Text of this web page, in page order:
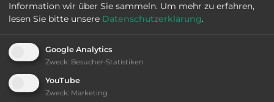
Sehenswürdigkeiten:
Schloss Weinberg. Weltberühmter Kefermarkter
Flügelaltar.
Information wir über Sie sammeln. Um mehr zu erfahren,
lesen Sie bitte unsere Datenschutzerklärung.
Google Analytics
Zweck: Besucher-Statistiken
YouTube
Zweck: Marketing